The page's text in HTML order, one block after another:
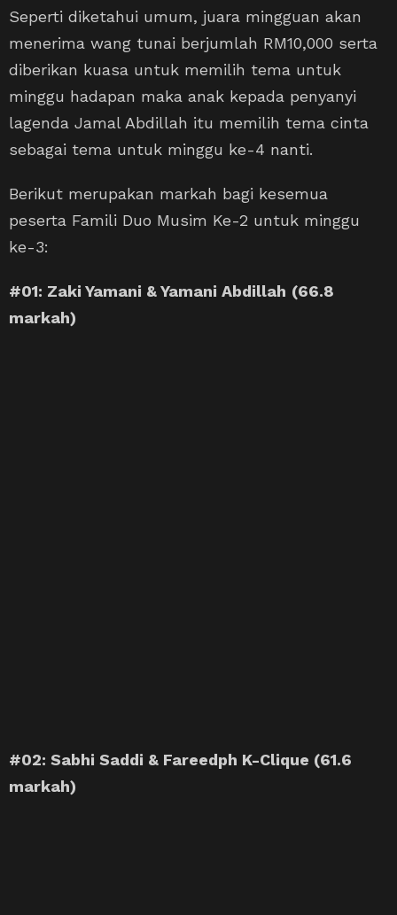
Seperti diketahui umum, juara mingguan akan
menerima wang tunai berjumlah RM10,000 serta
diberikan kuasa untuk memilih tema untuk
minggu hadapan maka anak kepada penyanyi
lagenda Jamal Abdillah itu memilih tema cinta
sebagai tema untuk minggu ke-4 nanti.
Berikut merupakan markah bagi kesemua
peserta Famili Duo Musim Ke-2 untuk minggu
ke-3:
#01: Zaki Yamani & Yamani Abdillah (66.8
markah)
#02: Sabhi Saddi & Fareedph K-Clique (61.6
markah)